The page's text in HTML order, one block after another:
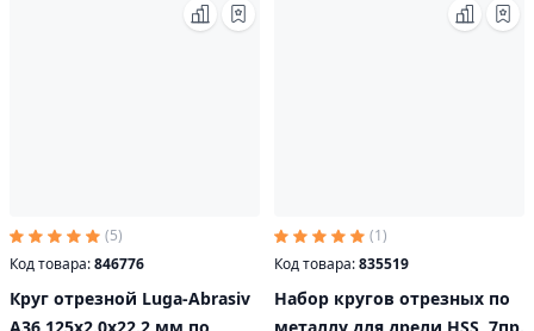
(5)
Код товара:846776
Круг отрезной Luga-Abrasiv
(1)
Код товара:835519
Набор кругов отрезных по